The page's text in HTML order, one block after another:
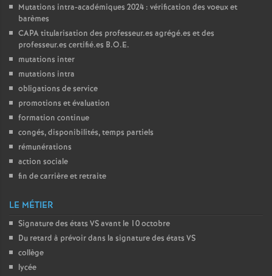
Mutations intra-académiques 2024 : vérification des voeux et
barèmes
CAPAtitularisation des professeur.es agrégé.es et des
professeur.es certifié.es B.O.E.
mutations inter
mutations intra
obligations de service
promotions et évaluation
formation continue
congés, disponibilités, temps partiels
rémunérations
action sociale
fin de carrière et retraite
LE MÉTIER
Signature des états VSavant le 10 octobre
Du retard à prévoir dans la signature des états VS
collège
lycée